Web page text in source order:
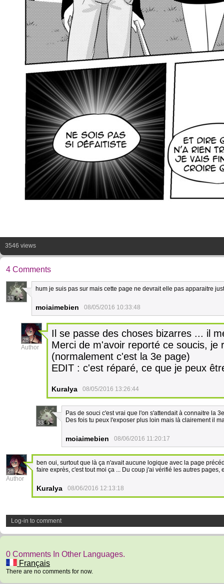
3546 views
4 Comments
33
hum je suis pas sur mais cette page ne devrait elle pas apparaitre
moiaimebien 08/05/2016 10:33:48
28
Author
Il se passe des choses bizarres ... il
Merci de m'avoir reporté ce soucis,
(normalement c'est la 3e page)
EDIT : c'est réparé, ce que je peux
Kuralya 08/05/2016 13:26:44
33
Pas de souci c'est vrai que l'on s'attendait à connaitre la
Des fois tu peux l'exposer plus loin mais là clairement il
moiaimebien 08/06/2016 11:20:17
28
Author
ben oui, surtout que là ça n'avait aucune logique avec la page
faire exprès, c'est tout moi ça ... Du coup j'ai vérifié les autres pages,
Kuralya 08/06/2016 12:13:18
Log-in to comment
0 Comments In Other Languages.
Français
There are no comments for now.